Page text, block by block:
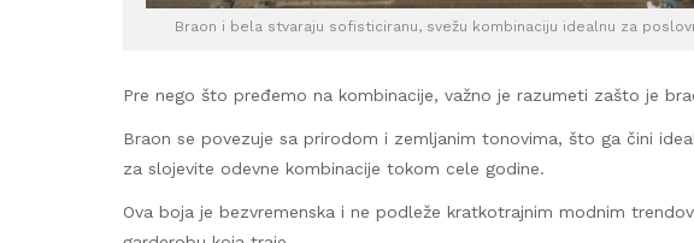
Braon i bela stvaraju sofisticiranu, svežu kombinaciju idealnu za
Pre nego što pređemo na kombinacije, važno je razumeti zašto je
Braon se povezuje sa prirodom i zemljanim tonovima, što ga čini
za slojevite odevne kombinacije tokom cele godine.
Ova boja je bezvremenska i ne podleže kratkotrajnim modnim